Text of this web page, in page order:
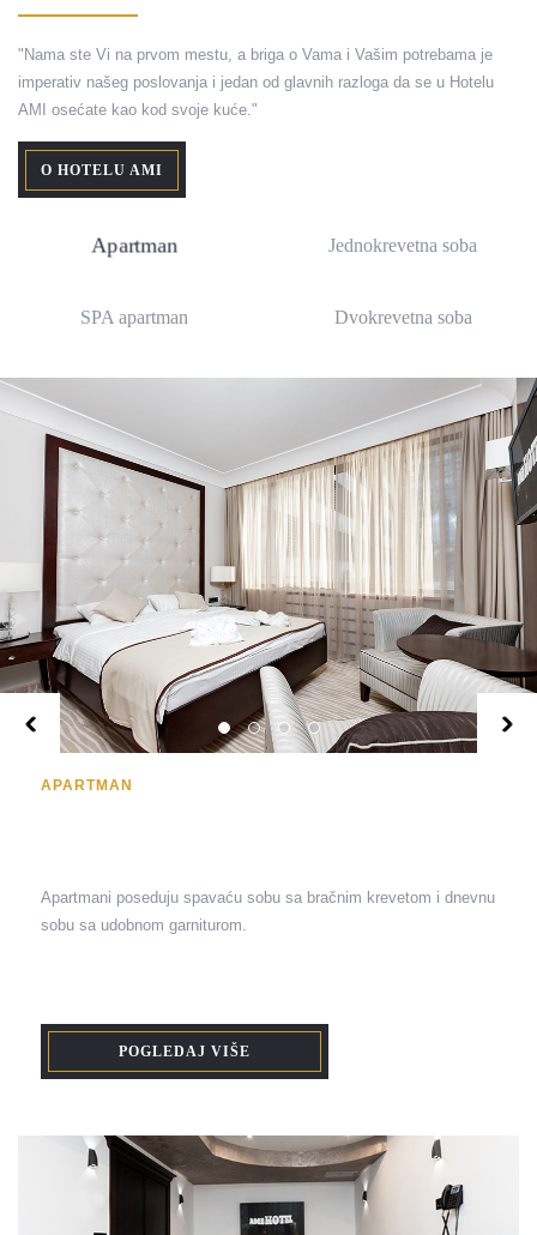
"Nama ste Vi na prvom mestu, a briga o Vama i Vašim potrebama je
imperativ našeg poslovanja i jedan od glavnih razloga da se u Hotelu
AMI osećate kao kod svoje kuće."
O HOTELU AMI
Apartman Jednokrevetna soba
SPA apartman Dvokrevetna soba
APARTMAN
Apartmani poseduju spavaću sobu sa bračnim krevetom i dnevnu
sobu sa udobnom garniturom.
POGLEDAJ VIŠE
Sobe su opremljene sa jednim udobnim bračnim ležajem.